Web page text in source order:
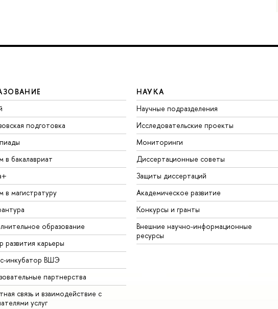
подготовка
в бакалавриат
в магистратуру
образование
развития карьеры
инкубатор ВШЭ
партнерства
связь и взаимодействие с
услуг
НАУКА
Научные подразделения
Исследовательские проекты
Мониторинги
Диссертационные советы
Защиты диссертаций
Академическое развитие
Конкурсы и гранты
Внешние научно-информационные
ресурсы